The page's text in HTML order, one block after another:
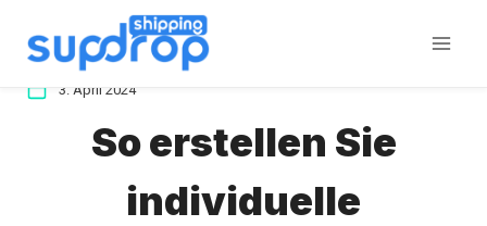
Inhalt
3. April 2024
So erstellen Sie
individuelle